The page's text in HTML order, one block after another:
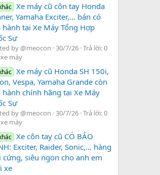
Xe máy cũ côn tay Honda
Yamaha Exciter,... bán có
hành tại Xe Máy Tổng Hợp
Sự
by @meocon 30/7/26 Trả lời: 0
máy
Xe máy cũ Honda SH 150i,
Vespa, Yamaha Grande còn
hành chính hãng tại Xe Máy
Sự
by @meocon 30/7/26 Trả lời: 0
máy
Xe côn tay cũ CÓ BẢO
Exciter, Raider, Sonic,... hàng
cứng, siêu ngon cho anh em
xe